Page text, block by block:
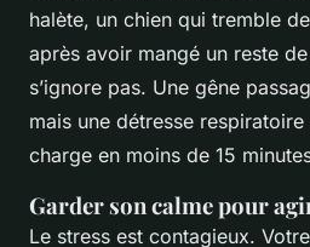
halète, un chien qui tremble
après avoir mangé un reste
s’ignore pas. Une gêne
mais une détresse
charge en moins de 15
Garder son calme pour
Le stress est contagieux.